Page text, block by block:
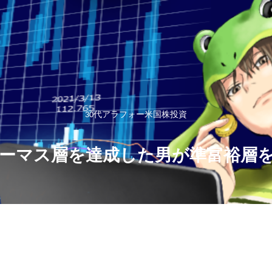
30代アラフォー米国株投資
マス層を達成した男が準富裕層